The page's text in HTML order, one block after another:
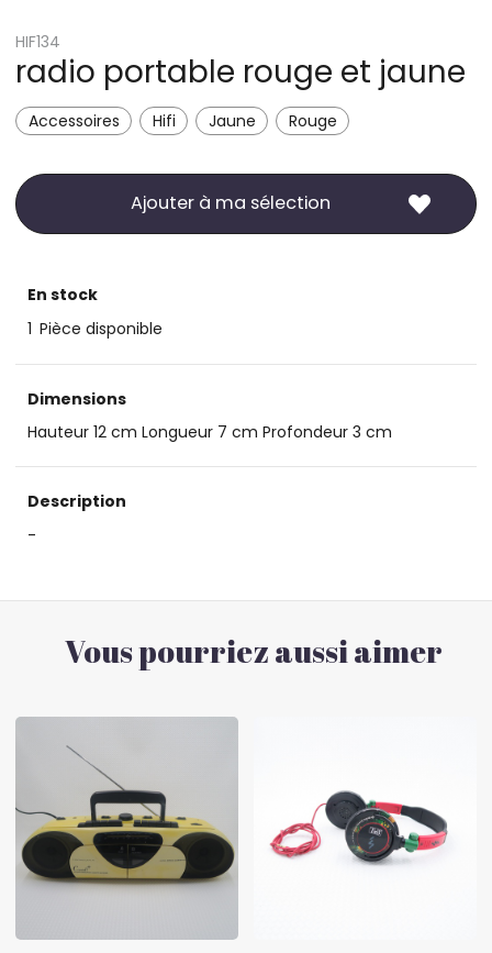
HIF134
radio portable rouge et jaune
Accessoires Hifi Jaune Rouge
Ajouter à ma sélection
En stock
1 Pièce disponible
Dimensions
Hauteur 12 cm Longueur 7 cm Profondeur 3 cm
Description
-
Vous pourriez aussi aimer